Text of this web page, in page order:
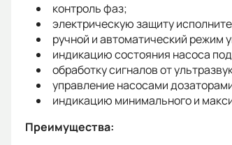
контроль фаз;
электрическую защиту
ручной и автоматический режим
индикацию состояния насоса
обработку сигналов от
управление насосами
индикацию минимального и
Преимущества: